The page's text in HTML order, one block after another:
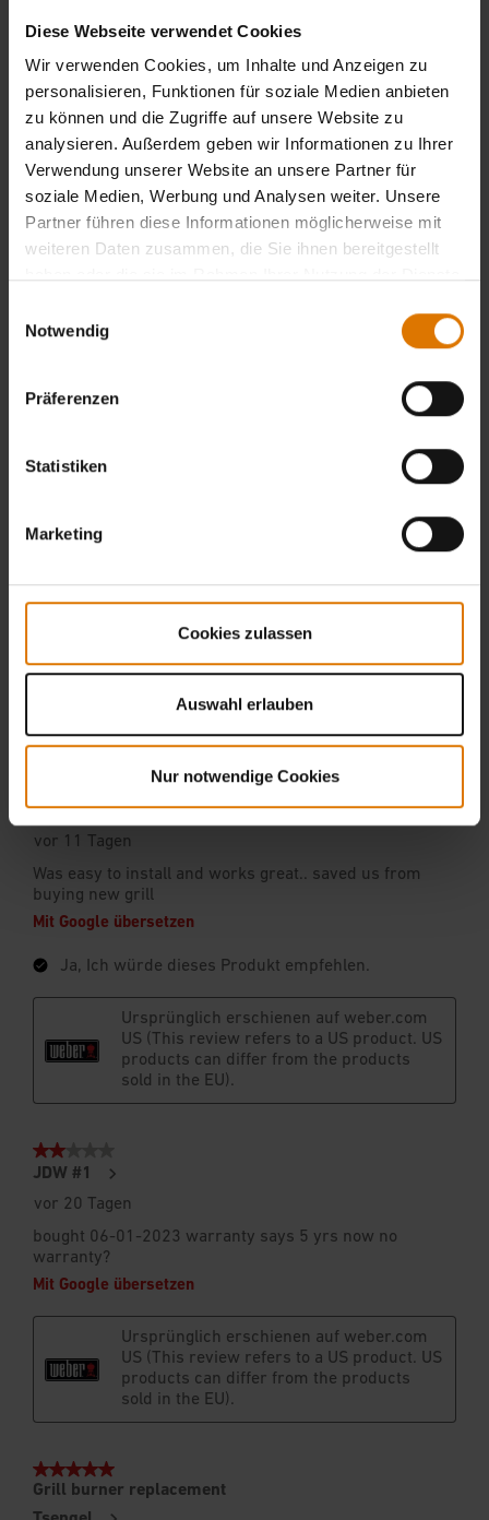
Diese Webseite verwendet Cookies
Wir verwenden Cookies, um Inhalte und Anzeigen zu
personalisieren, Funktionen für soziale Medien anbieten
zu können und die Zugriffe auf unsere Website zu
analysieren. Außerdem geben wir Informationen zu Ihrer
Verwendung unserer Website an unsere Partner für
soziale Medien, Werbung und Analysen weiter. Unsere
Partner führen diese Informationen möglicherweise mit
weiteren Daten zusammen, die Sie ihnen bereitgestellt
Notwendig
Präferenzen
Statistiken
Marketing
Cookies zulassen
Auswahl erlauben
Nur notwendige Cookies